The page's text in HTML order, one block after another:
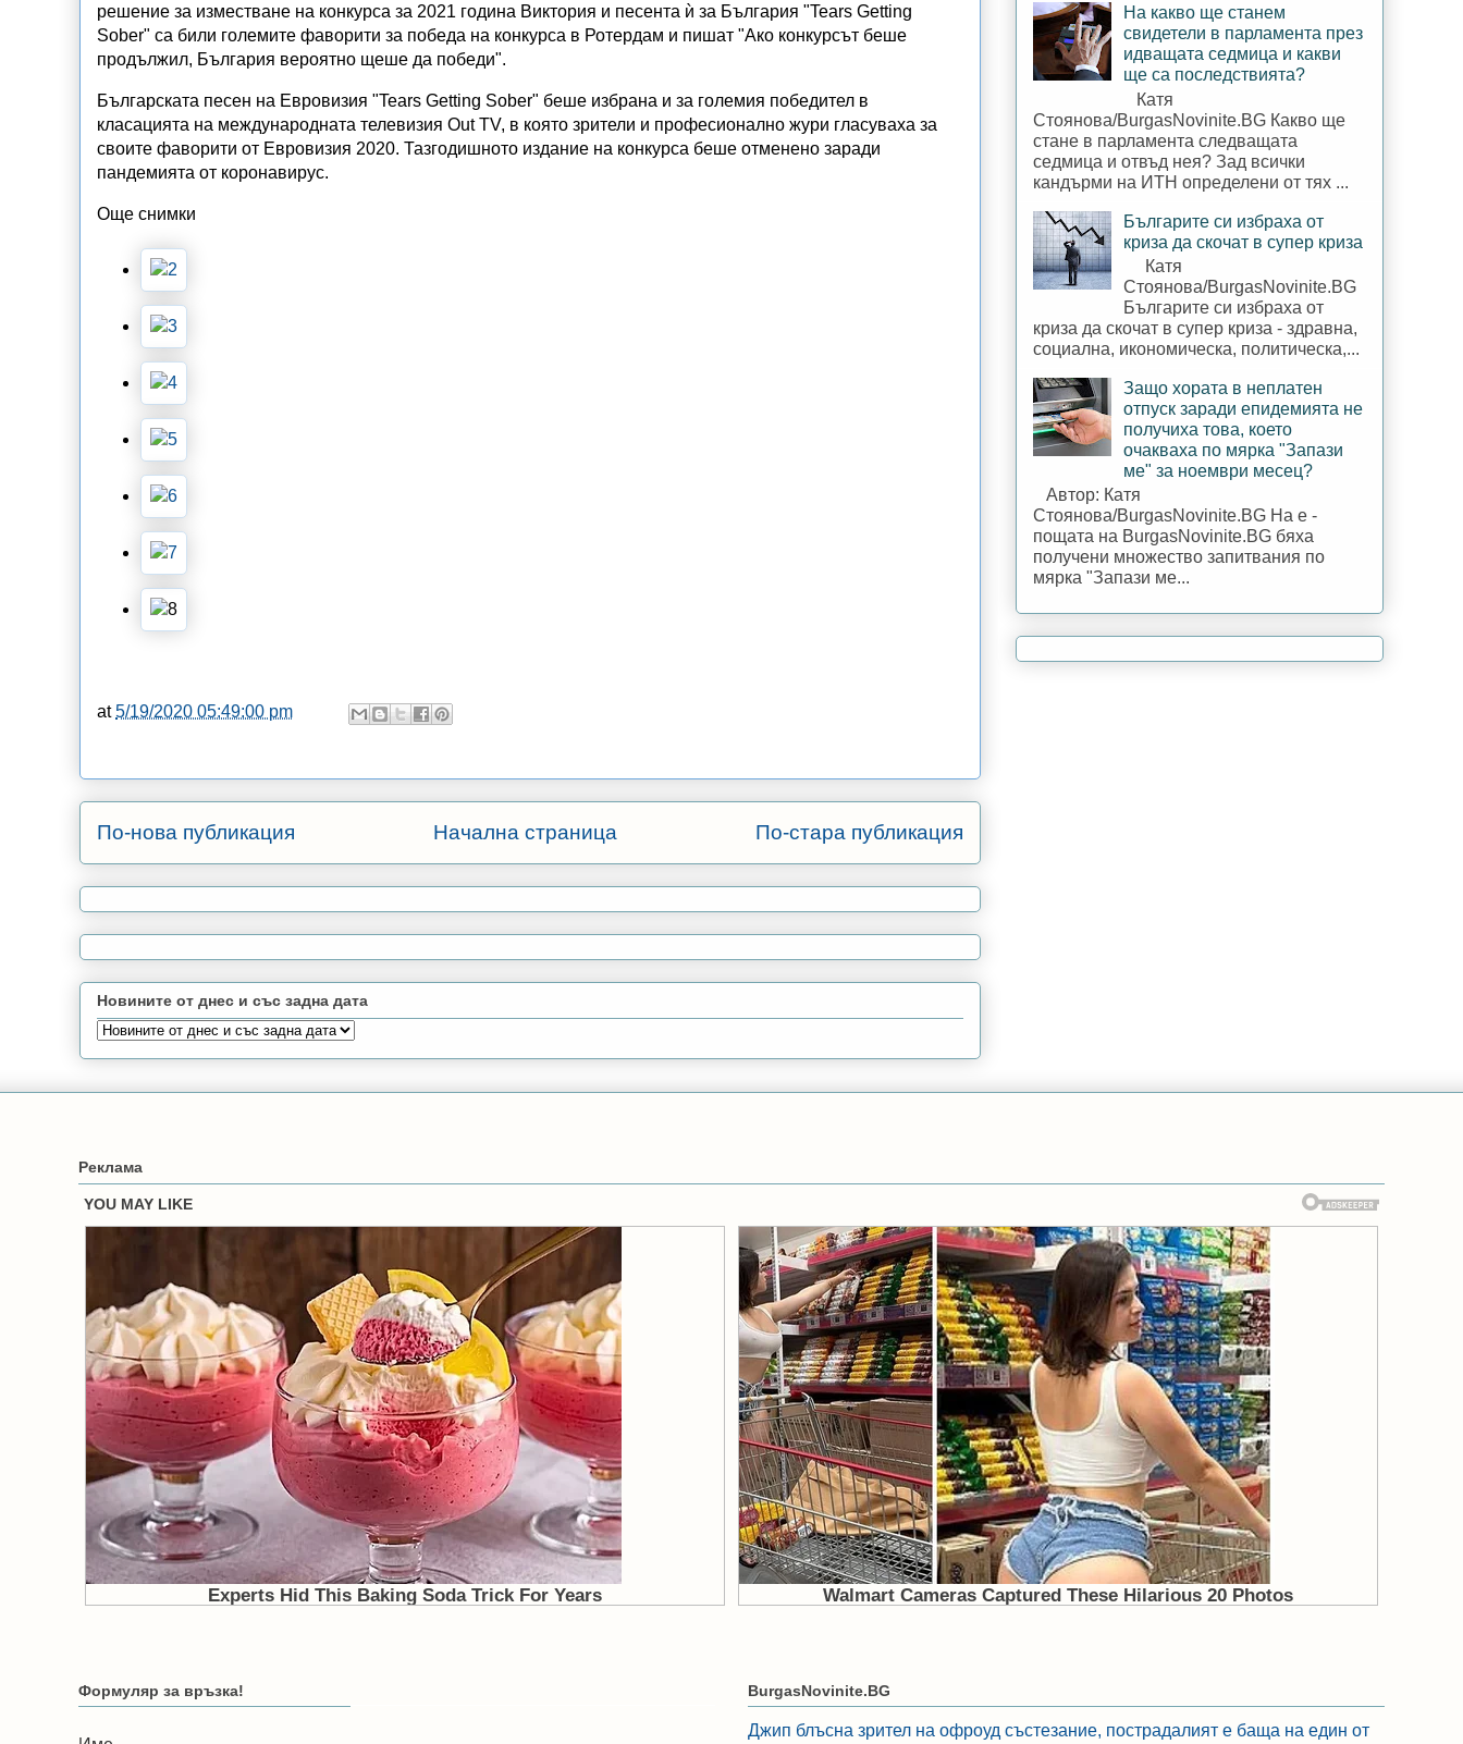
решение за изместване на конкурса за 2021 година Виктория и песента ѝ за България "Tears Getting
Sober" са били големите фаворити за победа на конкурса в Ротердам и пишат "Ако конкурсът беше
продължил, България вероятно щеше да победи".
Българската песен на Евровизия "Tears Getting Sober" беше избрана и за големия победител в
класацията на международната телевизия Out TV, в която зрители и професионално жури гласуваха за
своите фаворити от Евровизия 2020. Тазгодишното издание на конкурса беше отменено заради
пандемията от коронавирус.
Още снимки
at5/19/2020 05:49:00 pm
По-нова публикация По-стара публикация
Начална страница
Новините от днес и със задна дата
На какво ще станем
свидетели в парламента през
идващата седмица и какви
ще са последствията?
Катя
Стоянова/BurgasNovinite.BG Какво ще
стане в парламента следващата
седмица и отвъд нея? Зад всички
кандърми на ИТН определени от тях ...
Българите си избраха от
криза да скочат в супер криза
Катя
Стоянова/BurgasNovinite.BG
Българите си избраха от
криза да скочат в супер криза - здравна,
социална, икономическа, политическа,...
Защо хората в неплатен
отпуск заради епидемията не
получиха това, което
очакваха по мярка "Запази
ме" за ноември месец?
Автор: Катя
Стоянова/BurgasNovinite.BG На е -
пощата на BurgasNovinite.BG бяха
получени множество запитвания по
мярка "Запази ме...
Реклама
Формуляр за връзка! BurgasNovinite.BG
Джип блъсна зрител на офроуд състезание, пострадалият е баща на един от